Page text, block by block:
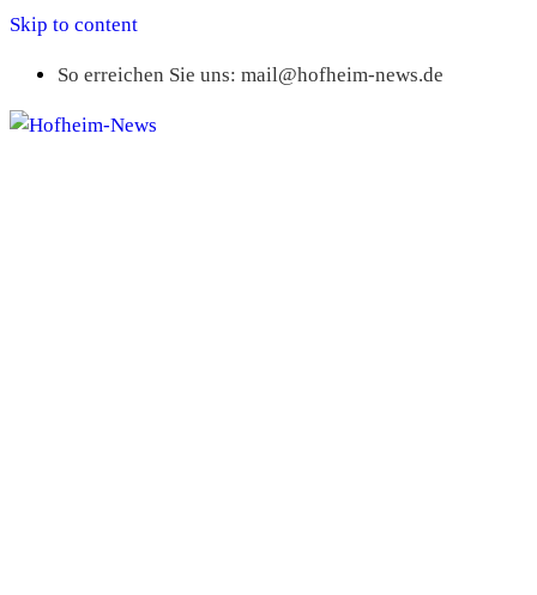
Skip to content
So erreichen Sie uns: mail@hofheim-news.de